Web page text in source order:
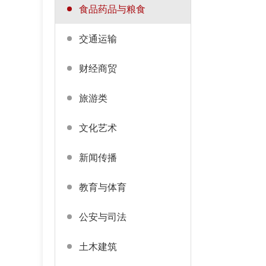
食品药品与粮食
交通运输
财经商贸
旅游类
文化艺术
新闻传播
教育与体育
公安与司法
土木建筑